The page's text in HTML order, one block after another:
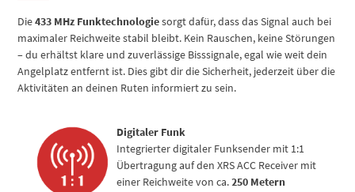
Die433 MHz Funktechnologiesorgt dafür, dass das Signal auch bei
maximaler Reichweite stabil bleibt. Kein Rauschen, keine Störungen
– du erhältst klare und zuverlässige Bisssignale, egal wie weit dein
Angelplatz entfernt ist. Dies gibt dir die Sicherheit, jederzeit über die
Aktivitäten an deinen Ruten informiert zu sein.
Digitaler Funk
Integrierter digitaler Funksender mit 1:1
Übertragung auf den XRS ACC Receiver mit
einer Reichweite von ca.250 Metern